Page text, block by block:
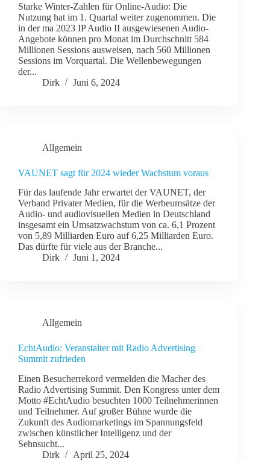
Starke Winter-Zahlen für Online-Audio: Die
Nutzung hat im 1. Quartal weiter zugenommen. Die
in der ma 2023 IP Audio II ausgewiesenen Audio-
Angebote können pro Monat im Durchschnitt 584
Millionen Sessions ausweisen, nach 560 Millionen
Sessions im Vorquartal. Die Wellenbewegungen
der...
Dirk
Juni 6, 2024
Allgemein
VAUNET sagt für 2024 wieder Wachstum voraus
Für das laufende Jahr erwartet der VAUNET, der
Verband Privater Medien, für die Werbeumsätze der
Audio- und audiovisuellen Medien in Deutschland
insgesamt ein Umsatzwachstum von ca. 6,1 Prozent
von 5,89 Milliarden Euro auf 6,25 Milliarden Euro.
Das dürfte für viele aus der Branche...
Dirk
Juni 1, 2024
Allgemein
EchtAudio: Veranstalter mit Radio Advertising
Summit zufrieden
Einen Besucherrekord vermelden die Macher des
Radio Advertising Summit. Den Kongress unter dem
Motto #EchtAudio besuchten 1000 Teilnehmerinnen
und Teilnehmer. Auf großer Bühne wurde die
Zukunft des Audiomarketings im Spannungsfeld
zwischen künstlicher Intelligenz und der
Sehnsucht...
Dirk
April 25, 2024